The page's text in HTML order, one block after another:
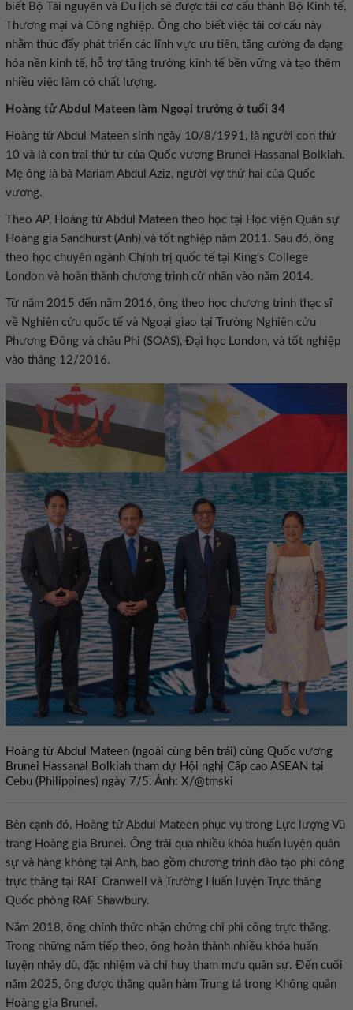
biết Bộ Tài nguyên và Du lịch sẽ được tái cơ cấu thành Bộ Kinh tế,
Thương mại và Công nghiệp. Ông cho biết việc tái cơ cấu này
nhằm thúc đẩy phát triển các lĩnh vực ưu tiên, tăng cường đa dạng
hóa nền kinh tế, hỗ trợ tăng trưởng kinh tế bền vững và tạo thêm
nhiều việc làm có chất lượng.
Hoàng tử Abdul Mateen làm Ngoại trưởng ở tuổi 34
Hoàng tử Abdul Mateen sinh ngày 10/8/1991, là người con thứ
10 và là con trai thứ tư của Quốc vương Brunei Hassanal Bolkiah.
Mẹ ông là bà Mariam Abdul Aziz, người vợ thứ hai của Quốc
vương.
Theo AP, Hoàng tử Abdul Mateen theo học tại Học viện Quân sự
Hoàng gia Sandhurst (Anh) và tốt nghiệp năm 2011. Sau đó, ông
theo học chuyên ngành Chính trị quốc tế tại King’s College
London và hoàn thành chương trình cử nhân vào năm 2014.
Từ năm 2015 đến năm 2016, ông theo học chương trình thạc sĩ
về Nghiên cứu quốc tế và Ngoại giao tại Trường Nghiên cứu
Phương Đông và châu Phi (SOAS), Đại học London, và tốt nghiệp
vào tháng 12/2016.
Hoàng tử Abdul Mateen (ngoài cùng bên trái) cùng Quốc vương
Brunei Hassanal Bolkiah tham dự Hội nghị Cấp cao ASEAN tại
Cebu (Philippines) ngày 7/5. Ảnh: X/@tmski
Bên cạnh đó, Hoàng tử Abdul Mateen phục vụ trong Lực lượng Vũ
trang Hoàng gia Brunei. Ông trải qua nhiều khóa huấn luyện quân
sự và hàng không tại Anh, bao gồm chương trình đào tạo phi công
trực thăng tại RAF Cranwell và Trường Huấn luyện Trực thăng
Quốc phòng RAF Shawbury.
Năm 2018, ông chính thức nhận chứng chỉ phi công trực thăng.
Trong những năm tiếp theo, ông hoàn thành nhiều khóa huấn
luyện nhảy dù, đặc nhiệm và chỉ huy tham mưu quân sự. Đến cuối
năm 2025, ông được thăng quân hàm Trung tá trong Không quân
Hoàng gia Brunei.